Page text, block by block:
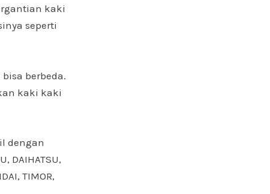
kaki
seperti
berbeda.
kaki kaki
dengan
DAIHATSU,
TIMOR,